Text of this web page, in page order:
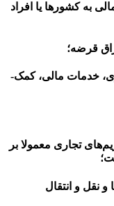
به کشورها یا افراد
قرضه؛
.(پ. ممنوعیت ارائه خدمات خاص (کارگزاری، خدمات مالی، کمک‌­
تجاری معمولا بر
نقل و انتقال